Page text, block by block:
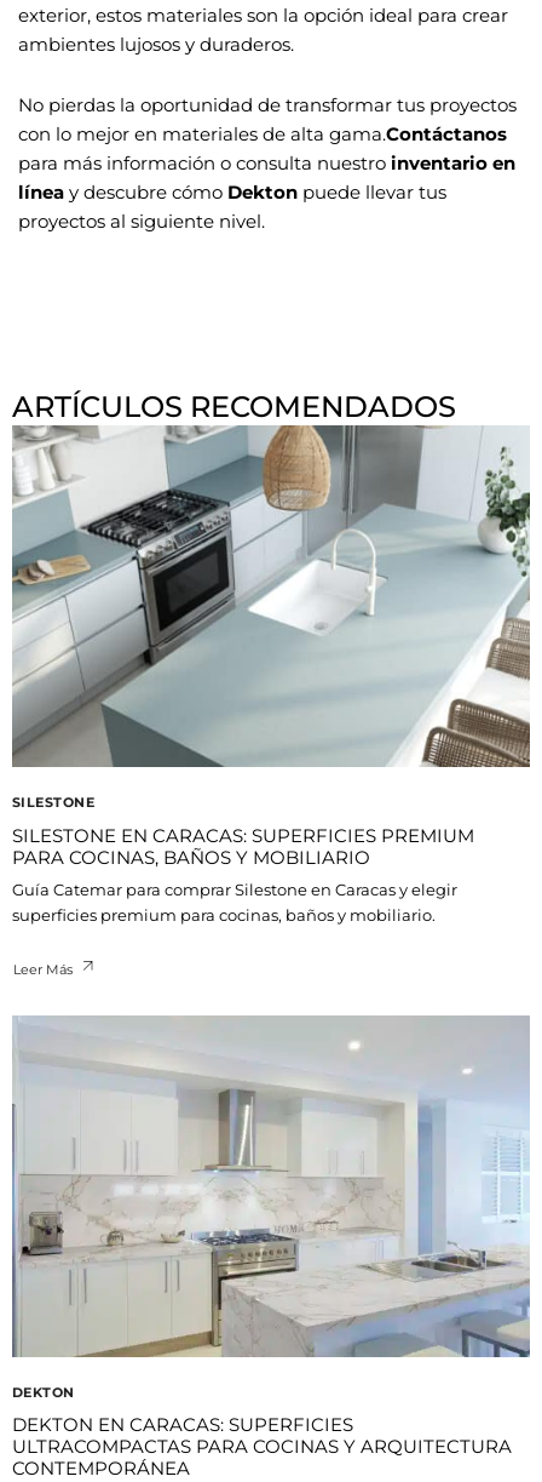
exterior, estos materiales son la opción ideal para crear
ambientes lujosos y duraderos.
No pierdas la oportunidad de transformar tus proyectos
con lo mejor en materiales de alta gama.Contáctanos
para más información o consulta nuestro inventario en
línea y descubre cómo Dekton puede llevar tus
proyectos al siguiente nivel.
ARTÍCULOS RECOMENDADOS
SILESTONE
SILESTONE EN CARACAS: SUPERFICIES PREMIUM
PARA COCINAS, BAÑOS Y MOBILIARIO
Guía Catemar para comprar Silestone en Caracas y elegir
superficies premium para cocinas, baños y mobiliario.
Leer Más
DEKTON
DEKTON EN CARACAS: SUPERFICIES
ULTRACOMPACTAS PARA COCINAS Y ARQUITECTURA
CONTEMPORÁNEA